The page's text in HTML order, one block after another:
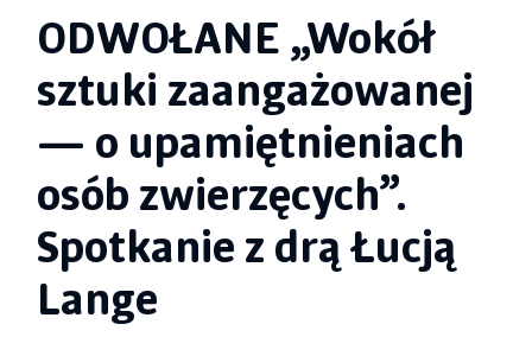
ODWOŁANE „Wokół
sztuki zaangażowanej
— o upamiętnieniach
osób zwierzęcych”.
Spotkanie z drą Łucją
Lange